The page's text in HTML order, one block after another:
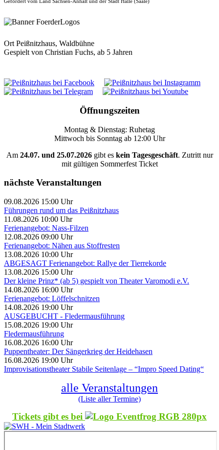
Gefördert vom Land Sachsen-Anhalt und der Stadt Halle (Saale)
Ort Peißnitzhaus, Waldbühne
Gespielt von Christian Fuchs, ab 5 Jahren
Öffnungszeiten
Montag & Dienstag: Ruhetag
Mittwoch bis Sonntag ab 12:00 Uhr
Am 24.07. und 25.07.2026gibt eskein Tagesgeschäft. Zutritt nur
mit gültigen Sommerfest Ticket
nächste Veranstaltungen
09.08.2026 15:00 Uhr
Führungen rund um das Peißnitzhaus
11.08.2026 10:00 Uhr
Ferienangebot: Nass-Filzen
12.08.2026 09:00 Uhr
Ferienangebot: Nähen aus Stoffresten
13.08.2026 10:00 Uhr
ABGESAGT Ferienangebot: Rallye der Tierrekorde
13.08.2026 15:00 Uhr
Der kleine Prinz* (ab 5) gespielt von Theater Varomodi e.V.
14.08.2026 16:00 Uhr
Ferienangebot: Löffelschnitzen
14.08.2026 19:00 Uhr
AUSGEBUCHT - Fledermausführung
15.08.2026 19:00 Uhr
Fledermausführung
16.08.2026 16:00 Uhr
Puppentheater: Der Sängerkrieg der Heidehasen
16.08.2026 19:00 Uhr
Improvisationstheater Stabile Seitenlage – “Impro Speed Dating“
alle Veranstaltungen
(Liste aller Termine)
Tickets gibt es bei